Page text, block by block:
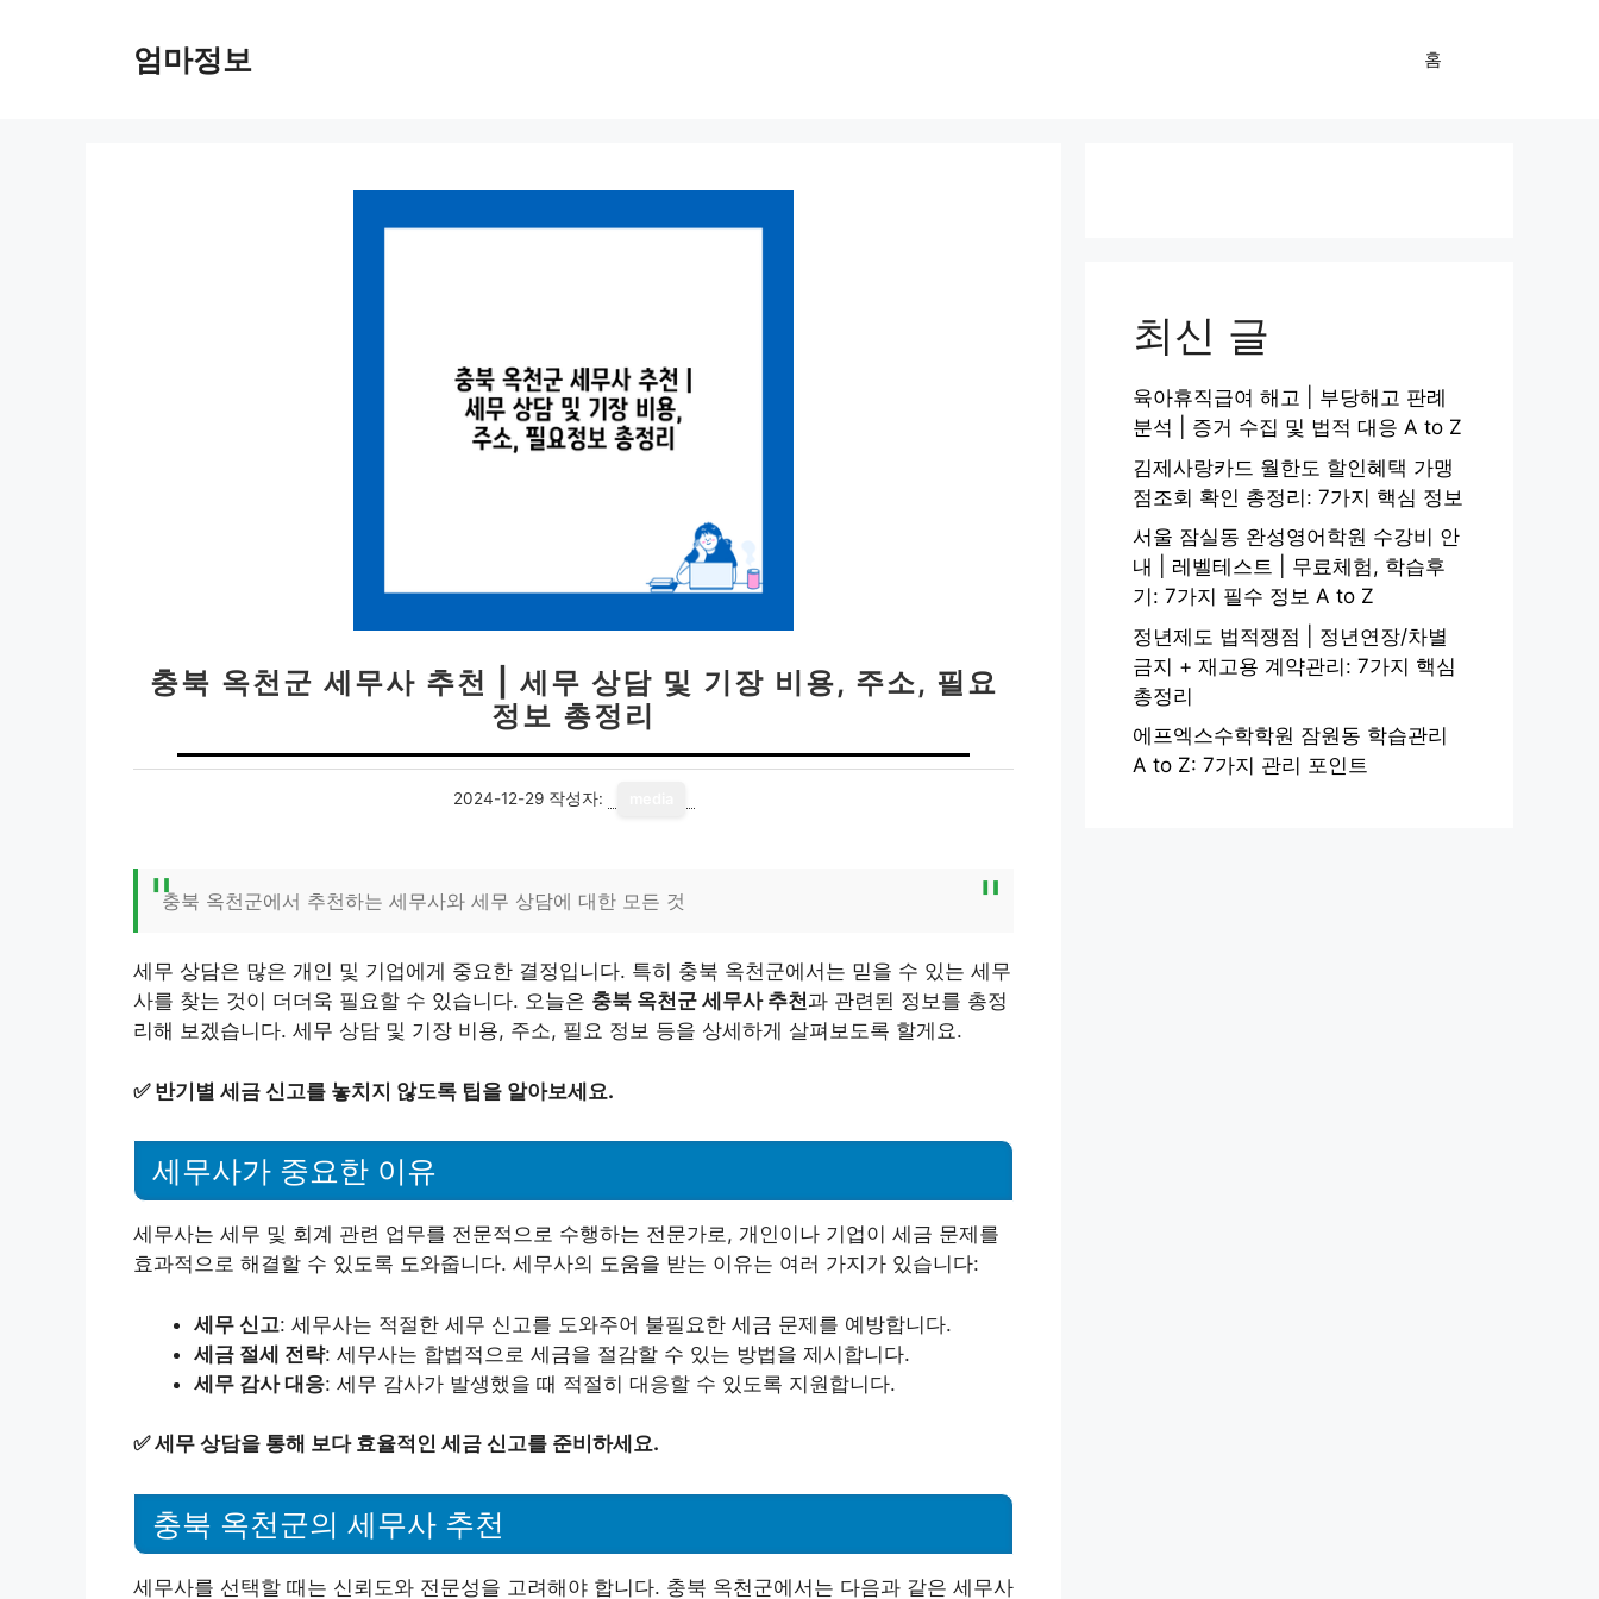
엄마정보 홈
충북 옥천군 세무사 추천 | 세무 상담 및 기장 비용, 주소, 필요
정보 총정리
2024-12-29 작성자:
충북 옥천군에서 추천하는 세무사와 세무 상담에 대한 모든 것
세무 상담은 많은 개인 및 기업에게 중요한 결정입니다. 특히 충북 옥천군에서는 믿을 수 있는 세무
사를 찾는 것이 더더욱 필요할 수 있습니다. 오늘은 충북 옥천군 세무사 추천과 관련된 정보를 총정
리해 보겠습니다. 세무 상담 및 기장 비용, 주소, 필요 정보 등을 상세하게 살펴보도록 할게요.
✅ 반기별 세금 신고를 놓치지 않도록 팁을 알아보세요.
세무사가 중요한 이유
세무사는 세무 및 회계 관련 업무를 전문적으로 수행하는 전문가로, 개인이나 기업이 세금 문제를
효과적으로 해결할 수 있도록 도와줍니다. 세무사의 도움을 받는 이유는 여러 가지가 있습니다:
세무 신고: 세무사는 적절한 세무 신고를 도와주어 불필요한 세금 문제를 예방합니다.
세금 절세 전략: 세무사는 합법적으로 세금을 절감할 수 있는 방법을 제시합니다.
세무 감사 대응: 세무 감사가 발생했을 때 적절히 대응할 수 있도록 지원합니다.
✅세무 상담을 통해 보다 효율적인 세금 신고를 준비하세요.
충북 옥천군의 세무사 추천
세무사를 선택할 때는 신뢰도와 전문성을 고려해야 합니다. 충북 옥천군에서는 다음과 같은 세무사
최신 글
육아휴직급여 해고 | 부당해고 판례
분석 | 증거 수집 및 법적 대응 A to Z
김제사랑카드 월한도 할인혜택 가맹
점조회 확인 총정리: 7가지 핵심 정보
서울 잠실동 완성영어학원 수강비 안
내 | 레벨테스트 | 무료체험, 학습후
기: 7가지 필수 정보 A to Z
정년제도 법적쟁점 | 정년연장/차별
금지 + 재고용 계약관리: 7가지 핵심
총정리
에프엑스수학학원 잠원동 학습관리
A to Z: 7가지 관리 포인트